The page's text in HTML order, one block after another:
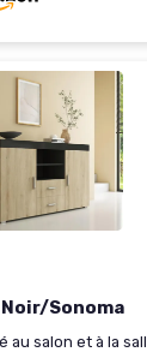
Sonoma
au salon et à la